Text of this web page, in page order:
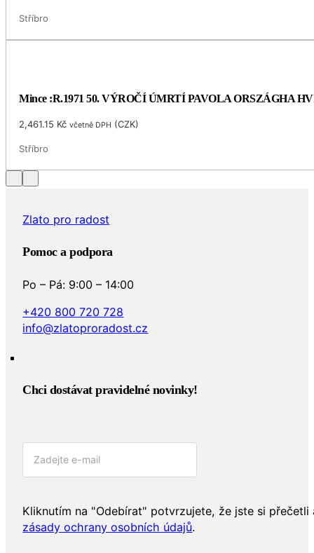
Stříbro
Mince :R.1971 50. VÝROČÍ ÚMRTÍ PAVOLA ORSZÁGHA
2,461.15 Kč včetně DPH (CZK)
Stříbro
Zlato pro radost
Pomoc a podpora
Po – Pá: 9:00 – 14:00
+420 800 720 728
info@zlatoproradost.cz
Chci dostávat pravidelné novinky!​
Kliknutím na "Odebírat" potvrzujete, že jste si přečetli
zásady ochrany osobních údajů.